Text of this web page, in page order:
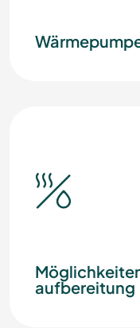
aufbereitung